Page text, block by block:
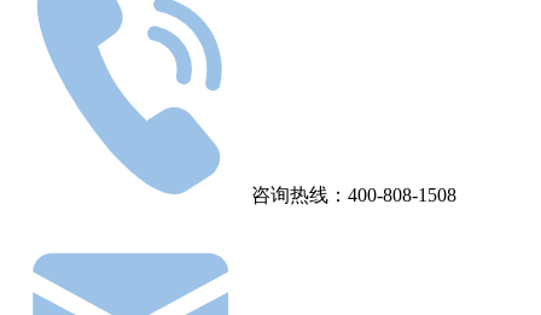
咨询热线：400-808-1508